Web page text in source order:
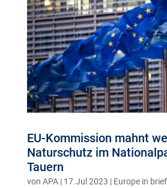
EU-Kommission mahnt
Naturschutz im
Tauern
von APA| 17.Jul 2023 | Europe in brief